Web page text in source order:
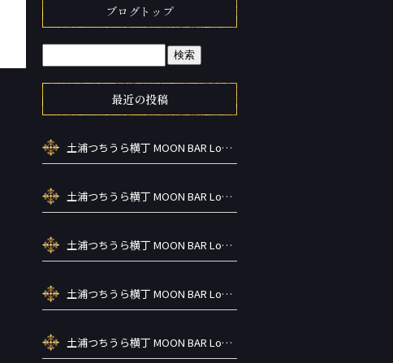
ブログトップ
最近の投稿
土浦つちうら横丁 MOON BAR Lounge ーズメントBAR シーシャカラ オケお酒
土浦つちうら横丁 MOON BAR Lounge ーズメントBAR シーシャカラ オケお酒
土浦つちうら横丁 MOON BAR Lounge ーズメントBAR シーシャカラ オケお酒
土浦つちうら横丁 MOON BAR Lounge ーズメントBAR シーシャカラ オケお酒
土浦つちうら横丁 MOON BAR Lounge ーズメントBAR シーシャカラ オケお酒